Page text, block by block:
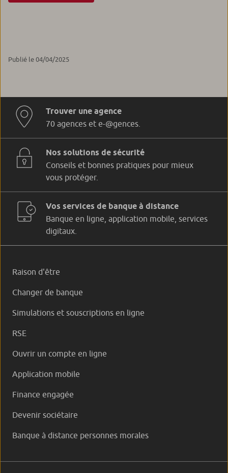
Publié le 04/04/2025
Trouver une agence
70 agences et e-@gences.
Nos solutions de sécurité
Conseils et bonnes pratiques pour mieux
vous protéger.
Vos services de banque à distance
Banque en ligne, application mobile, services
digitaux.
Raison d'être
Changer de banque
Simulations et souscriptions en ligne
RSE
Ouvrir un compte en ligne
Application mobile
Finance engagée
Devenir sociétaire
Banque à distance personnes morales